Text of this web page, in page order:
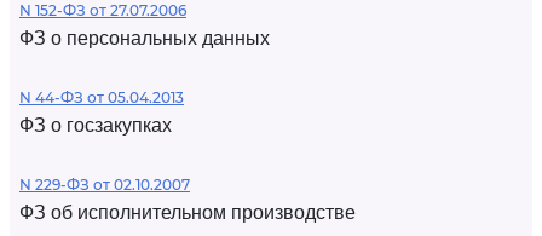
N 152-ФЗ от 27.07.2006
ФЗ о персональных данных
N 44-ФЗ от 05.04.2013
ФЗ о госзакупках
N 229-ФЗ от 02.10.2007
ФЗ об исполнительном производстве